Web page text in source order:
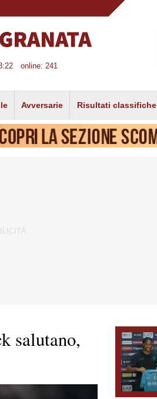
online: 241
Avversarie Risultati classifiche
salutano,